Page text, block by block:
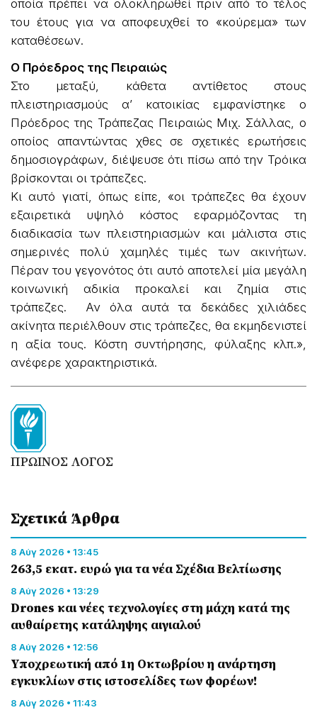
οποία πρέπει να ολοκληρωθεί πριν από το τέλος
του έτους για να αποφευχθεί το «κούρεμα» των
καταθέσεων.
Ο Πρόεδρος της Πειραιώς
Στο μεταξύ, κάθετα αντίθετος στους
πλειστηριασμούς α’ κατοικίας εμφανίστηκε ο
Πρόεδρος της Τράπεζας Πειραιώς Μιχ. Σάλλας, ο
οποίος απαντώντας χθες σε σχετικές ερωτήσεις
δημοσιογράφων, διέψευσε ότι πίσω από την Τρόικα
βρίσκονται οι τράπεζες.
Κι αυτό γιατί, όπως είπε, «οι τράπεζες θα έχουν
εξαιρετικά υψηλό κόστος εφαρμόζοντας τη
διαδικασία των πλειστηριασμών και μάλιστα στις
σημερινές πολύ χαμηλές τιμές των ακινήτων.
Πέραν του γεγονότος ότι αυτό αποτελεί μία μεγάλη
κοινωνική αδικία προκαλεί και ζημία στις
τράπεζες. Αν όλα αυτά τα δεκάδες χιλιάδες
ακίνητα περιέλθουν στις τράπεζες, θα εκμηδενιστεί
η αξία τους. Κόστη συντήρησης, φύλαξης κλπ.»,
ανέφερε χαρακτηριστικά.
ΠΡΩΙΝΟΣ ΛΟΓΟΣ
Σχετικά Άρθρα
8 Αύγ 2026 • 13:45
263,5 εκατ. ευρώ για τα νέα Σχέδια Βελτίωσης
8 Αύγ 2026 • 13:29
Drones και νέες τεχνολογίες στη μάχη κατά της
αυθαίρετης κατάληψης αιγιαλού
8 Αύγ 2026 • 12:56
Υποχρεωτική από 1η Οκτωβρίου η ανάρτηση
εγκυκλίων στις ιστοσελίδες των φορέων!
8 Αύγ 2026 • 11:43